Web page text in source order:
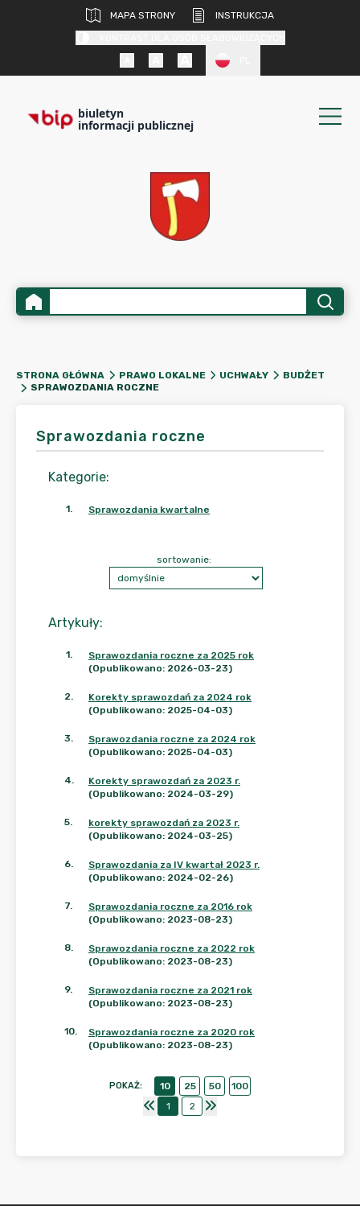
MAPA STRONY
INSTRUKCJA
biuletyn
informacji publicznej
STRONA GŁÓWNA PRAWO LOKALNE UCHWAŁY
BUDŻET
SPRAWOZDANIA ROCZNE
Sprawozdania roczne
Kategorie:
1. Sprawozdania kwartalne
Artykuły:
sortowanie:
1.
Sprawozdania roczne za 2025 rok
(Opublikowano: 2026-03-23)
2.
Korekty sprawozdań za 2024 rok
(Opublikowano: 2025-04-03)
3.
Sprawozdania roczne za 2024 rok
(Opublikowano: 2025-04-03)
4.
Korekty sprawozdań za 2023 r.
(Opublikowano: 2024-03-29)
5.
korekty sprawozdań za 2023 r.
(Opublikowano: 2024-03-25)
6.
Sprawozdania za IV kwartał 2023 r.
(Opublikowano: 2024-02-26)
7.
Sprawozdania roczne za 2016 rok
(Opublikowano: 2023-08-23)
8.
Sprawozdania roczne za 2022 rok
(Opublikowano: 2023-08-23)
9.
Sprawozdania roczne za 2021 rok
(Opublikowano: 2023-08-23)
10.
Sprawozdania roczne za 2020 rok
(Opublikowano: 2023-08-23)
POKAŻ: 10 25 50
100
1
2